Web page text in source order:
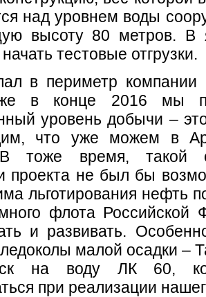
над уровнем воды
высоту 80 метров. В
тестовые отгрузки.
в периметр
в конце 2016 мы
уровень добычи –
что уже можем в
тоже время, такой
проекта не был бы
льготирования нефть
флота Российской
и развивать.
малой осадки –
на воду ЛК 60,
при реализации